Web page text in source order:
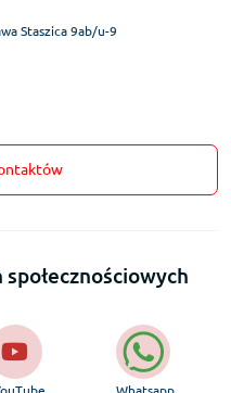
Staszica 9ab/u-9